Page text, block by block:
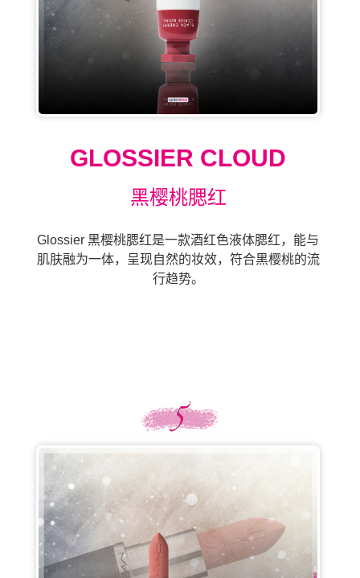
GLOSSIER CLOUD
黑樱桃腮红
Glossier 黑樱桃腮红是一款酒红色液体腮红，能与
肌肤融为一体，呈现自然的妆效，符合黑樱桃的流
行趋势。